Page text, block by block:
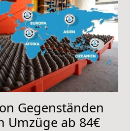
Gegenständen
Umzüge ab 84€